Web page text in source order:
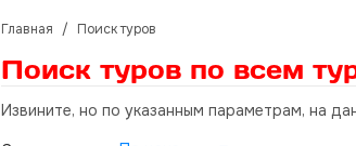
Главная / Поиск туров
Поиск туров по всем
Извините, но по указанным параметрам, на